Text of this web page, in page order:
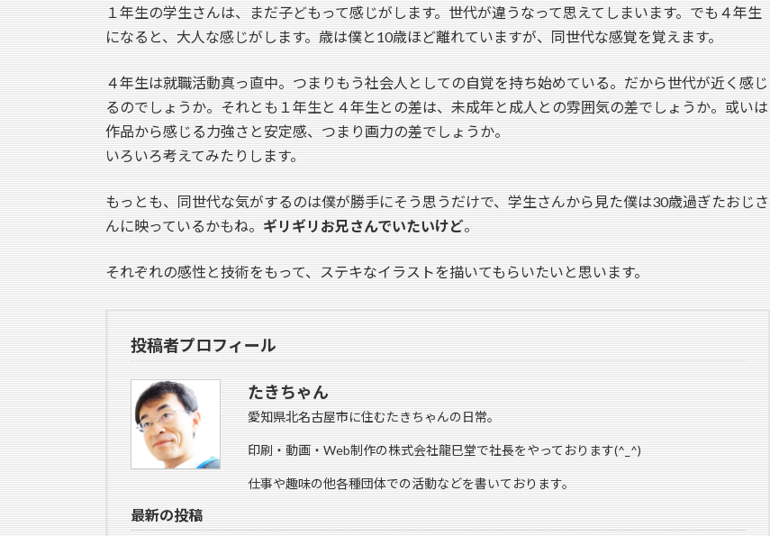
１年生の学生さんは、まだ子どもって感じがします。世代が違うなって思えてしまいます。でも４年生
になると、大人な感じがします。歳は僕と10歳ほど離れていますが、同世代な感覚を覚えます。
４年生は就職活動真っ直中。つまりもう社会人としての自覚を持ち始めている。だから世代が近く感じ
るのでしょうか。それとも１年生と４年生との差は、未成年と成人との雰囲気の差でしょうか。或いは
作品から感じる力強さと安定感、つまり画力の差でしょうか。
いろいろ考えてみたりします。
もっとも、同世代な気がするのは僕が勝手にそう思うだけで、学生さんから見た僕は30歳過ぎたおじさ
んに映っているかもね。ギリギリお兄さんでいたいけど。
それぞれの感性と技術をもって、ステキなイラストを描いてもらいたいと思います。
投稿者プロフィール
たきちゃん
愛知県北名古屋市に住むたきちゃんの日常。
印刷・動画・Web制作の株式会社龍巳堂で社長をやっております(^_^)
仕事や趣味の他各種団体での活動などを書いております。
最新の投稿